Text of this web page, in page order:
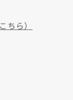
ちら）